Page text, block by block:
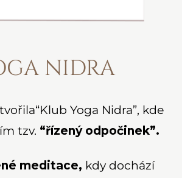
NIDRA
Yoga Nidra”, kde
tzv. “řízený odpočinek”.
meditace, kdy dochází